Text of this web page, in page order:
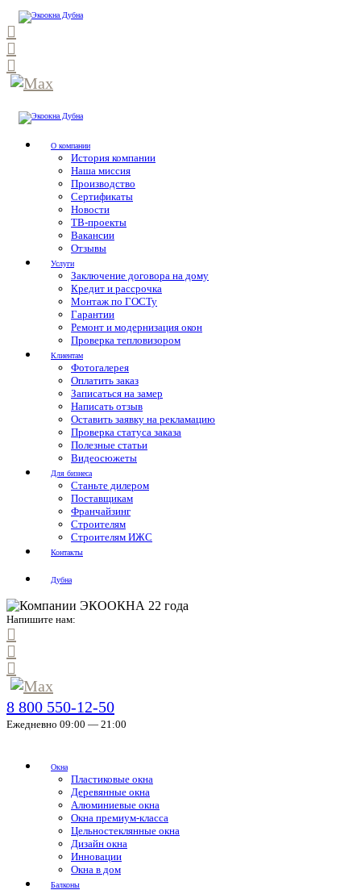
О компании
История компании
Наша миссия
Производство
Сертификаты
Новости
ТВ-проекты
Вакансии
Отзывы
Услуги
Заключение договора на дому
Кредит и рассрочка
Монтаж по ГОСТу
Гарантии
Ремонт и модернизация окон
Проверка тепловизором
Клиентам
Фотогалерея
Оплатить заказ
Записаться на замер
Написать отзыв
Оставить заявку на рекламацию
Проверка статуса заказа
Полезные статьи
Видеосюжеты
Для бизнеса
Станьте дилером
Поставщикам
Франчайзинг
Строителям
Строителям ИЖС
Контакты
Дубна
Напишите нам:
8 800 550-12-50
Ежедневно 09:00 — 21:00
Окна
Пластиковые окна
Деревянные окна
Алюминиевые окна
Окна премиум-класса
Цельностеклянные окна
Дизайн окна
Инновации
Окна в дом
Балконы